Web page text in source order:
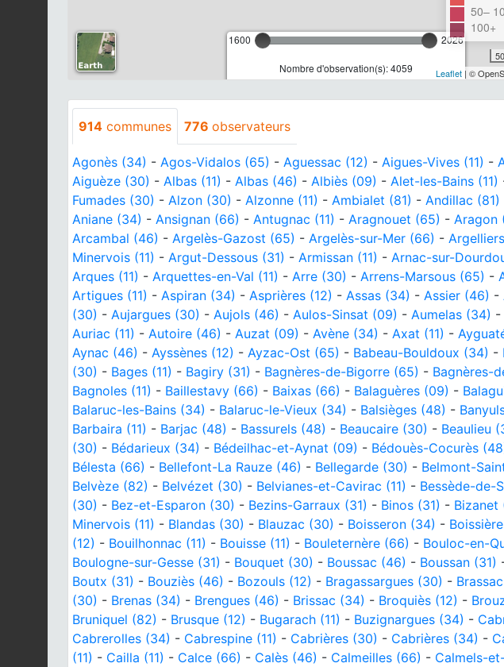
1600 2026
Nombre d'observation(s): 4059
50–
100+
Leaflet| ©
914 communes 776 observateurs
Agonès (34) - Agos-Vidalos (65) - Aguessac (12) - Aigues-Vives (11) -
Aiguèze (30) - Albas (11) - Albas (46) - Albiès (09) - Alet-les-Bains (11)
Fumades (30) - Alzon (30) - Alzonne (11) - Ambialet (81) - Andillac (81)
Aniane (34) - Ansignan (66) - Antugnac (11) - Aragnouet (65) - Aragon
Arcambal (46) - Argelès-Gazost (65) - Argelès-sur-Mer (66) -
Minervois (11) - Argut-Dessous (31) - Armissan (11) - Arnac-sur-
Arques (11) - Arquettes-en-Val (11) - Arre (30) - Arrens-Marsous (65) -
Artigues (11) - Aspiran (34) - Asprières (12) - Assas (34) - Assier (46) -
(30) - Aujargues (30) - Aujols (46) - Aulos-Sinsat (09) - Aumelas (34) -
Auriac (11) - Autoire (46) - Auzat (09) - Avène (34) - Axat (11) -
Aynac (46) - Ayssènes (12) - Ayzac-Ost (65) - Babeau-Bouldoux (34) -
(30) - Bages (11) - Bagiry (31) - Bagnères-de-Bigorre (65) - Bagnères-
Bagnoles (11) - Baillestavy (66) - Baixas (66) - Balaguères (09) -
Balaruc-les-Bains (34) - Balaruc-le-Vieux (34) - Balsièges (48) -
Barbaira (11) - Barjac (48) - Bassurels (48) - Beaucaire (30) - Beaulieu
(30) - Bédarieux (34) - Bédeilhac-et-Aynat (09) - Bédouès-Cocurès
Bélesta (66) - Bellefont-La Rauze (46) - Bellegarde (30) - Belmont-
Belvèze (82) - Belvézet (30) - Belvianes-et-Cavirac (11) - Bessède-de-
(30) - Bez-et-Esparon (30) - Bezins-Garraux (31) - Binos (31) - Bizanet
Minervois (11) - Blandas (30) - Blauzac (30) - Boisseron (34) -
(12) - Bouilhonnac (11) - Bouisse (11) - Bouleternère (66) - Bouloc-en-
Boulogne-sur-Gesse (31) - Bouquet (30) - Boussac (46) - Boussan (31)
Boutx (31) - Bouziès (46) - Bozouls (12) - Bragassargues (30) -
(30) - Brenas (34) - Brengues (46) - Brissac (34) - Broquiès (12) -
Bruniquel (82) - Brusque (12) - Bugarach (11) - Buzignargues (34) -
Cabrerolles (34) - Cabrespine (11) - Cabrières (30) - Cabrières (34) -
(11) - Cailla (11) - Calce (66) - Calès (46) - Calmeilles (66) - Calmels-